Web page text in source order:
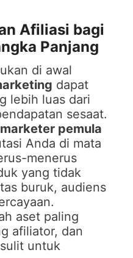
Afiliasi bagi
Panjang
di awal
dapat
lebih luas dari
sesaat.
pemula
Anda di mata
menerus
yang tidak
buruk, audiens
aset paling
afiliator, dan
untuk